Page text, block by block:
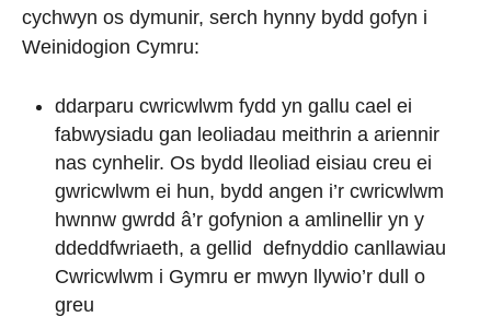
cychwyn os dymunir, serch hynny bydd gofyn i
Weinidogion Cymru:
ddarparu cwricwlwm fydd yn gallu cael ei
fabwysiadu gan leoliadau meithrin a ariennir
nas cynhelir. Os bydd lleoliad eisiau creu ei
gwricwlwm ei hun, bydd angen i’r cwricwlwm
hwnnw gwrdd â’r gofynion a amlinellir yn y
ddeddfwriaeth, a gellid defnyddio canllawiau
Cwricwlwm i Gymru er mwyn llywio’r dull o
greu